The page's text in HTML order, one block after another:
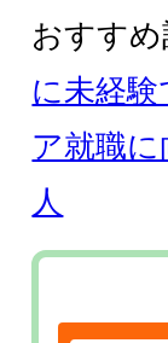
おすすめ
に未経
ア就職
人